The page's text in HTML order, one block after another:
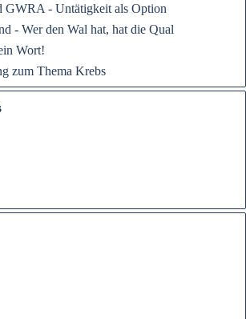
- Untätigkeit als Option
- Wer den Wal hat, hat die Qual
Wort!
zum Thema Krebs